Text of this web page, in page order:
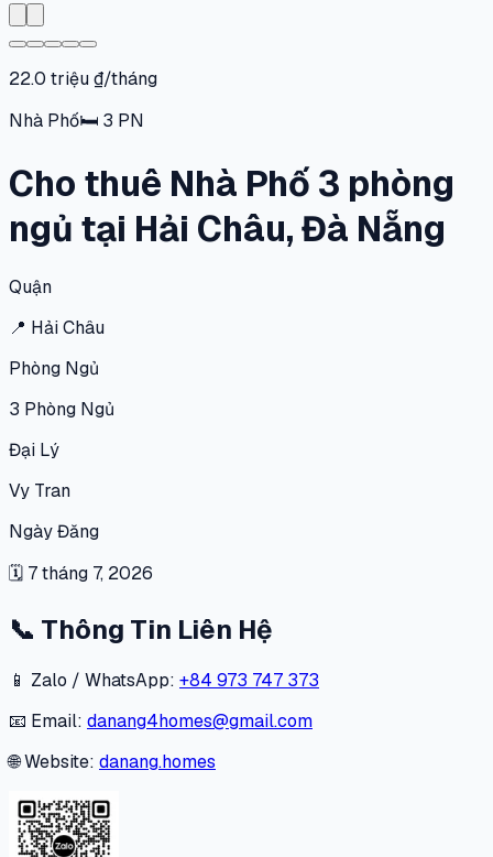
22.0 triệu ₫/tháng
Nhà Phố🛏 3 PN
Cho thuê Nhà Phố 3 phòng
ngủ tại Hải Châu, Đà Nẵng
Quận
📍 Hải Châu
Phòng Ngủ
3 Phòng Ngủ
Đại Lý
Vy Tran
Ngày Đăng
🗓 7 tháng 7, 2026
📞 Thông Tin Liên Hệ
📱 Zalo / WhatsApp: +84 973 747 373
📧 Email: danang4homes@gmail.com
🌐 Website: danang.homes